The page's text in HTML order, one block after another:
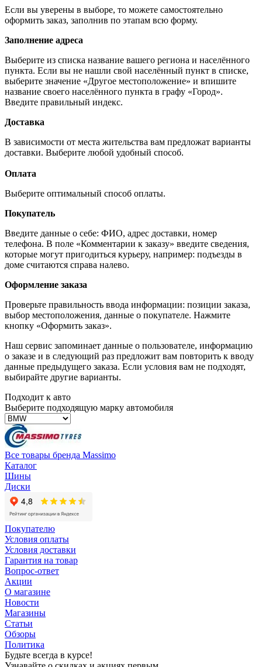
Если вы уверены в выборе, то можете самостоятельно
оформить заказ, заполнив по этапам всю форму.
Заполнение адреса
Выберите из списка название вашего региона и населённого
пункта. Если вы не нашли свой населённый пункт в списке,
выберите значение «Другое местоположение» и впишите
название своего населённого пункта в графу «Город».
Введите правильный индекс.
Доставка
В зависимости от места жительства вам предложат варианты
доставки. Выберите любой удобный способ.
Оплата
Выберите оптимальный способ оплаты.
Покупатель
Введите данные о себе: ФИО, адрес доставки, номер
телефона. В поле «Комментарии к заказу» введите сведения,
которые могут пригодиться курьеру, например: подъезды в
доме считаются справа налево.
Оформление заказа
Проверьте правильность ввода информации: позиции заказа,
выбор местоположения, данные о покупателе. Нажмите
кнопку «Оформить заказ».
Наш сервис запоминает данные о пользователе, информацию
о заказе и в следующий раз предложит вам повторить к вводу
данные предыдущего заказа. Если условия вам не подходят,
выбирайте другие варианты.
Подходит к авто
Выберите подходящую марку автомобиля
Все товары бренда Massimo
Каталог
Шины
Диски
Покупателю
Условия оплаты
Условия доставки
Гарантия на товар
Вопрос-ответ
Акции
О магазине
Новости
Магазины
Статьи
Обзоры
Политика
Будьте всегда в курсе!